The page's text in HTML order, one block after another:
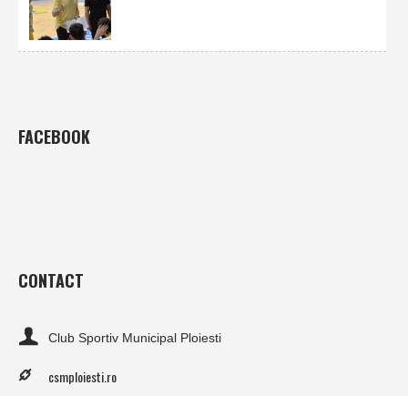
FACEBOOK
CONTACT
Club Sportiv Municipal Ploiesti
csmploiesti.ro